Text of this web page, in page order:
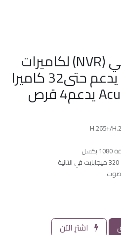
جهاز تسجيل شبكي (NVR) لكاميرات
المراقبه بدقة 4k يدعم حتى32 كاميرا
مع خاصية AcuSense يدعم4 قرص
اشترِ الآن